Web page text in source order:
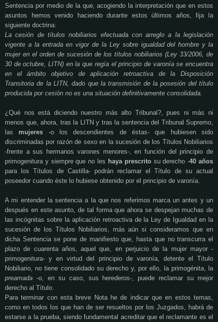
Sentencia por medio de la que, acogiendo la interpretación que en estos
asuntos hemos venido haciendo durante estos últimos años, fija la
siguiente doctrina:
La cesión de títulos nobiliarios efectuada con arreglo a la legislación
vigente a la entrada en vigor de la Ley sobre igualdad del hombre y la
mujer en el orden de sucesión de los títulos nobiliarios (Ley 33/2006, de
30 de octubre, LITN) en la que regía el principio de varonía se encuentra
en el ámbito objetivo de aplicación retroactiva de la Disposición
Transitoria de la LITN, dado que la transmisión de la posesión del título
producida por cesión no es una situación definitivamente consolidada.
¿Qué nos está diciendo nuestro más alto Tribunal?, pues ni más ni
menos que, ahora, tras la LITN y tras la sentencia del Tribunal Supremo,
las mujeres -o los descendientes de éstas- que hubiesen sido
discriminadas por razón de sexo en la sucesión de los Títulos Nobiliarios
-frente a sus hermanos varones menores-, en función del principio de
primogenitura y siempre que no les haya prescritosu derecho -40 años
para los Títulos de Castilla- podrán reclamar el Título de su actual
poseedor cuando éste lo hubiese obtenido por el principio de varonía.
A mi entender la sentencia a la que nos referimos marca un antes y un
después en este asunto, de tal forma que ahora se despejan muchas de
las incógnitas sobre la aplicación retroactiva de la Ley de Igualdad en la
sucesión de los Títulos Nobiliarios, más aún si consideramos que en
dicha Sentencia se pone de manifiesto que, hasta que no transcurra el
plazo de cuarenta años, aquel que, en perjuicio de la mujer mayor -
primogenitura- y en virtud del principio de varonía, detente el Título
Nobiliario, no tiene consolidado su derecho y, por ello, la primogénita, la
preamada -o, en su caso, sus herederos-, puede reclamar su mejor
derecho al Título.
Para terminar con esta breve Nota he de indicar que en estos temas,
como en todos los que han de ser resueltos por los Juzgados, habrá de
estarse a la prueba, siendo fundamental acreditar que el reclamante es el